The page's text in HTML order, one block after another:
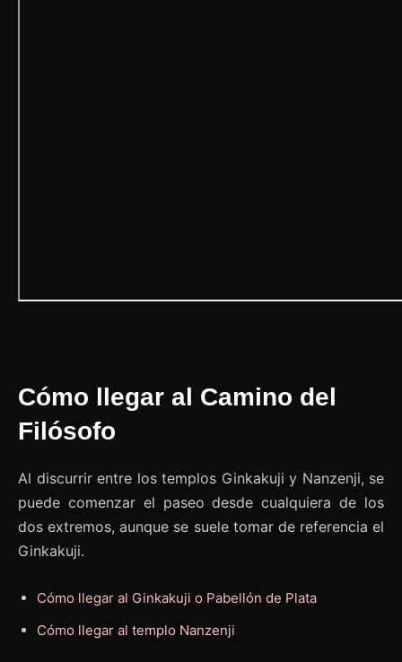
Cómo llegar al Camino del
Filósofo
Al discurrir entre los templos Ginkakuji y Nanzenji, se
puede comenzar el paseo desde cualquiera de los
dos extremos, aunque se suele tomar de referencia el
Ginkakuji.
Cómo llegar al Ginkakuji o Pabellón de Plata
Cómo llegar al templo Nanzenji